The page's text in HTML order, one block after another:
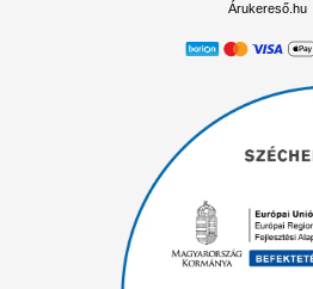
Árukereső.hu